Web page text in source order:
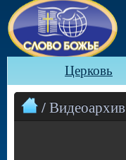
Церковь
/ Видеоархив